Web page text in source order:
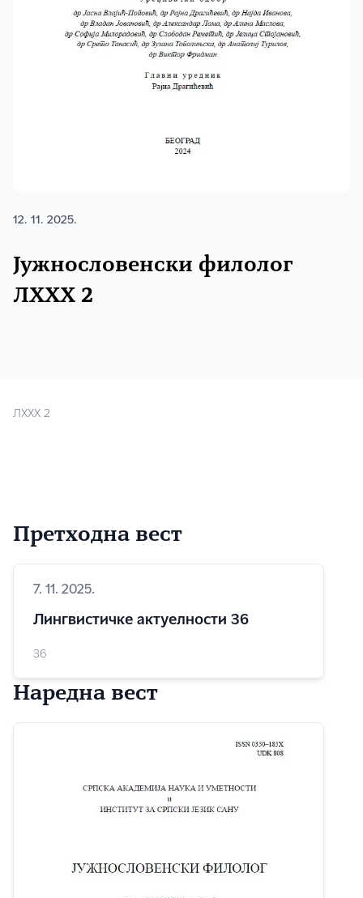
12. 11. 2025.
Јужнословенски филолог
ЛXXX 2
ЛXXX 2
Претходна вест
7. 11. 2025.
Лингвистичке актуелности 36
36
Наредна вест